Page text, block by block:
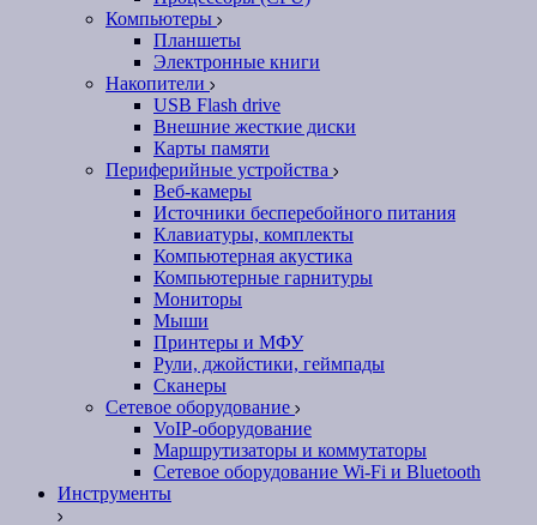
Компьютеры
Планшеты
Электронные книги
Накопители
USB Flash drive
Внешние жесткие диски
Карты памяти
Периферийные устройства
Веб-камеры
Источники бесперебойного питания
Клавиатуры, комплекты
Компьютерная акустика
Компьютерные гарнитуры
Мониторы
Мыши
Принтеры и МФУ
Рули, джойстики, геймпады
Сканеры
Сетевое оборудование
VoIP-оборудование
Маршрутизаторы и коммутаторы
Сетевое оборудование Wi-Fi и Bluetooth
Инструменты